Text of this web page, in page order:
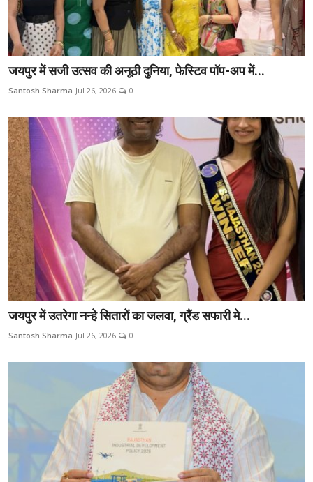
जयपुर में सजी उत्सव की अनूठी दुनिया, फेस्टिव पॉप-अप में...
Santosh Sharma Jul 26, 2026 0
जयपुर में उतरेगा नन्हे सितारों का जलवा, ग्रैंड सफारी मे...
Santosh Sharma Jul 26, 2026 0